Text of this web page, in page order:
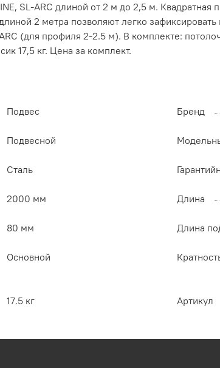
SL-ARC длиной от 2 м до 2,5 м.
2 метра позволяют легко
(для профиля 2-2.5 м). В комплекте:
17,5 кг. Цена за комплект.
Подвес Бренд
Подвесной
Сталь
2000 мм Длина
80 мм Длина
Основной
17.5 кг Артикул